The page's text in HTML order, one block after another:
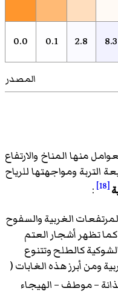
8.3
2.8
0.1
0.0
المصدر:
منها المناخ والارتفاع
ومواجهتها للرياح
[18]
:
الغربية والسفوح
كما تظهر أشجار العتم
كالطلح وتتنوع
ومن أبرز هذه الغابات (
– موطف – الهيجاء